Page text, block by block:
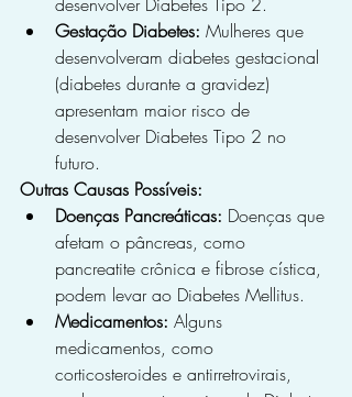
Gestação Diabetes: Mulheres que
desenvolveram diabetes gestacional
(diabetes durante a gravidez)
apresentam maior risco de
desenvolver Diabetes Tipo 2 no
futuro.
Outras Causas Possíveis:
Doenças Pancreáticas: Doenças que
afetam o pâncreas, como
pancreatite crônica e fibrose cística,
podem levar ao Diabetes Mellitus.
Medicamentos: Alguns
medicamentos, como
corticosteroides e antirretrovirais,